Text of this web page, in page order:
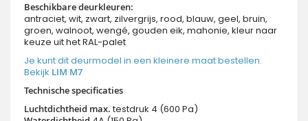
Beschikbare deurkleuren:
antraciet, wit, zwart, zilvergrijs, rood, blauw, geel, bruin,
groen, walnoot, wengé, gouden eik, mahonie, kleur naar
keuze uit het RAL-palet
Je kunt dit deurmodel in een kleinere maat bestellen.
Bekijk LIM M7
Technische specificaties
Luchtdichtheid max.testdruk 4 (600 Pa)